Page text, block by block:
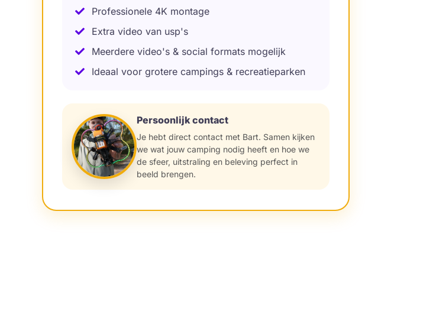
Professionele 4K montage
Extra video van usp's
Meerdere video's & social formats mogelijk
Ideaal voor grotere campings & recreatieparken
Persoonlijk contact
Je hebt direct contact met Bart. Samen kijken
we wat jouw camping nodig heeft en hoe we
de sfeer, uitstraling en beleving perfect in
beeld brengen.